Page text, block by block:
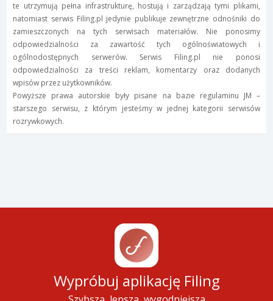
te utrzymują pełna infrastrukturę, hostują i zarządzają tymi plikami,
natomiast serwis Filing.pl jedynie publikuje zewnętrzne odnośniki do
zamieszczonych na tych serwisach materiałów. Nie ponosimy
odpowiedzialności za zawartość tych ogólnoświatowych i
ogólnodostępnych serwerów. Serwis Filing.pl nie ponosi
odpowiedzialności za treści reklam, komentarzy oraz dodanych
wpisów przez użytkowników.
Powyższe prawa autorskie były pisane na bazie regulaminu JM –
starszego serwisu, z którym jesteśmy w jednej kategorii serwisów
rozrywkowych.
Wypróbuj aplikację Filing